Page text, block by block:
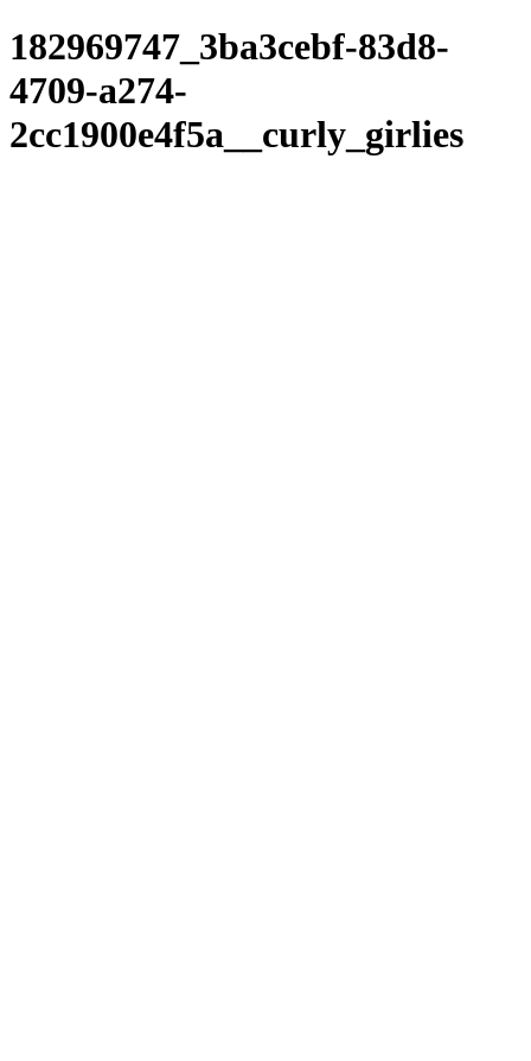
182969747_3ba3cebf-83d8-
4709-a274-
2cc1900e4f5a__curly_girlies